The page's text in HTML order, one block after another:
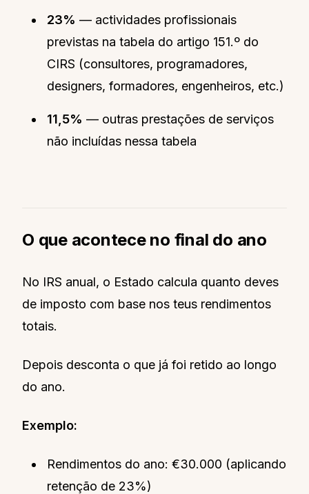
23% — actividades profissionais
previstas na tabela do artigo 151.º do
CIRS (consultores, programadores,
designers, formadores, engenheiros, etc.)
11,5% — outras prestações de serviços
não incluídas nessa tabela
O que acontece no final do ano
No IRS anual, o Estado calcula quanto deves
de imposto com base nos teus rendimentos
totais.
Depois desconta o que já foi retido ao longo
do ano.
Exemplo:
Rendimentos do ano: €30.000 (aplicando
retenção de 23%)